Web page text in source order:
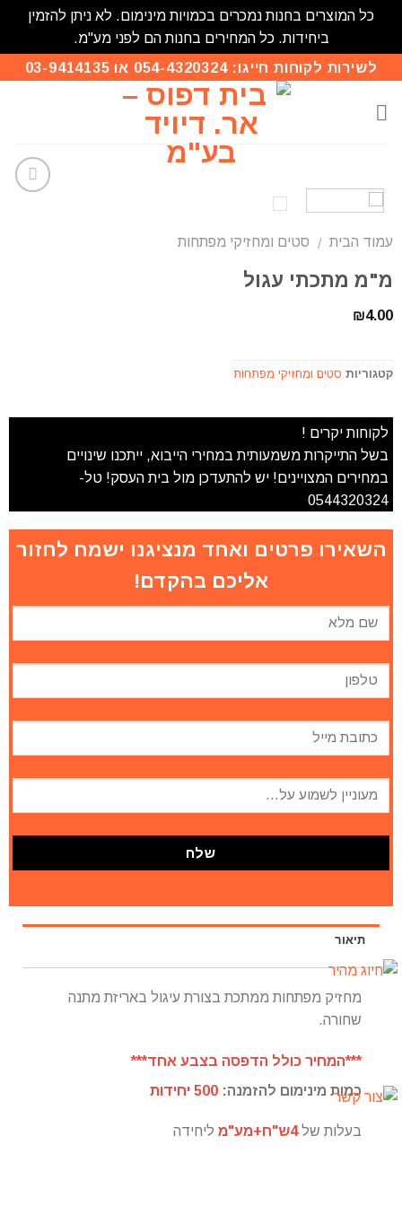
כל המוצרים בחנות נמכרים בכמויות מינימום. לא ניתן להזמין
ביחידות. כל המחירים בחנות הם לפני מע"מ.
לשירות לקוחות חייגו: 054-4320324 או 03-9414135
עמוד הבית / סטים ומחזיקי מפתחות
מ"מ מתכתי עגול
₪4.00
קטגוריות סטים ומחזיקי מפתחות
לקוחות יקרים !
בשל התייקרות משמעותית במחירי הייבוא, ייתכנו שינויים
במחירים המצויינים! יש להתעדכן מול בית העסק! טל-
0544320324
השאירו פרטים ואחד מנציגנו ישמח לחזור
אליכם בהקדם!
תיאור
מחזיק מפתחות ממתכת בצורת עיגול באריזת מתנה
שחורה.
***המחיר כולל הדפסה בצבע אחד***
כמות מינימום להזמנה: 500 יחידות
בעלות של4ש"ח+מע"מ ליחידה